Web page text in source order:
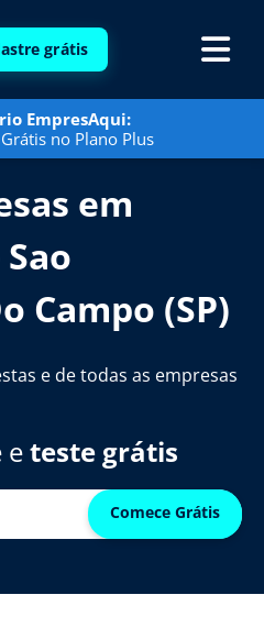
grátis
EmpresAqui:
Grátis no Plano Plus
em
Campo (SP)
e de todas as empresas
eteste grátis
Comece Grátis